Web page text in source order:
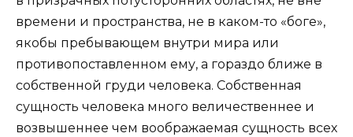
времени и пространства, не в каком-то «боге»,
якобы пребывающем внутри мира или
противопоставленном ему, а гораздо ближе в
собственной груди человека. Собственная
сущность человека много величественнее и
возвышеннее чем воображаемая сущность всех